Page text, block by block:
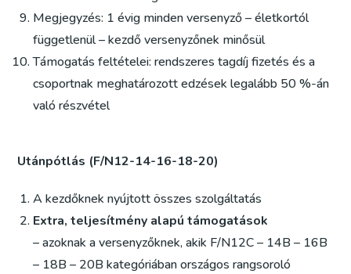
Megjegyzés: 1 évig minden versenyző – életkortól
függetlenül – kezdő versenyzőnek minősül
Támogatás feltételei: rendszeres tagdíj fizetés és a
csoportnak meghatározott edzések legalább 50 %-án
való részvétel
Utánpótlás (F/N12-14-16-18-20)
A kezdőknek nyújtott összes szolgáltatás
Extra, teljesítmény alapú támogatások
– azoknak a versenyzőknek, akik F/N12C – 14B – 16B
– 18B – 20B kategóriában országos rangsoroló